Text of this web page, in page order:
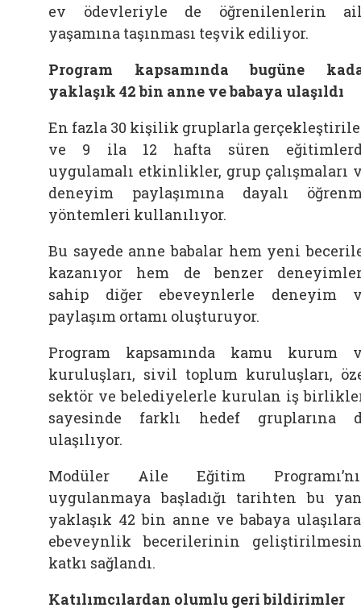
ev ödevleriyle de öğrenilenlerin
yaşamına taşınması teşvik ediliyor.
Program kapsamında bugüne
yaklaşık 42 bin anne ve babaya ulaşıldı
En fazla 30 kişilik gruplarla
ve 9 ila 12 hafta süren
uygulamalı etkinlikler, grup çalışmaları
deneyim paylaşımına dayalı
yöntemleri kullanılıyor.
Bu sayede anne babalar hem yeni
kazanıyor hem de benzer
sahip diğer ebeveynlerle deneyim
paylaşım ortamı oluşturuyor.
Program kapsamında kamu kurum
kuruluşları, sivil toplum kuruluşları,
sektör ve belediyelerle kurulan iş
sayesinde farklı hedef gruplarına
ulaşılıyor.
Modüler Aile Eğitim
uygulanmaya başladığı tarihten bu
yaklaşık 42 bin anne ve babaya
ebeveynlik becerilerinin
katkı sağlandı.
Katılımcılardan olumlu geri bildirimler